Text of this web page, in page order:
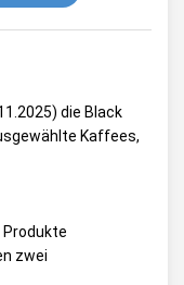
die Black
Kaffees,
Produkte
zwei